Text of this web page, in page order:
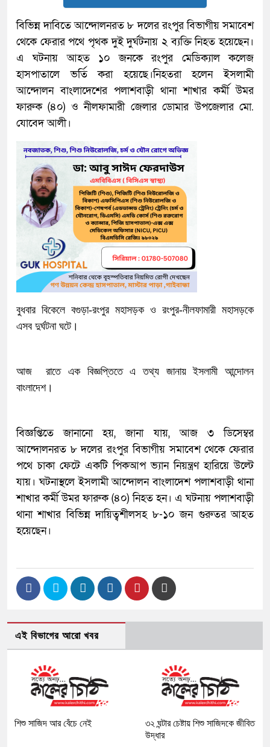
বিভিন্ন দাবিতে আন্দোলনরত ৮ দলের রংপুর বিভাগীয় সমাবেশ
থেকে ফেরার পথে পৃথক দুই দুর্ঘটনায় ২ ব্যক্তি নিহত হয়েছেন।
এ ঘটনায় আহত ১০ জনকে রংপুর মেডিক্যাল কলেজ
হাসপাতালে ভর্তি করা হয়েছে।নিহতরা হলেন ইসলামী
আন্দোলন বাংলাদেশের পলাশবাড়ী থানা শাখার কর্মী উমর
ফারুক (৪০) ও নীলফামারী জেলার ডোমার উপজেলার মো.
যোবেদ আলী।
বুধবার বিকেলে বগুড়া-রংপুর মহাসড়ক ও রংপুর-নীলফামারী মহাসড়কে
এসব দুর্ঘটনা ঘটে।
আজ রাতে এক বিজ্ঞপ্তিতে এ তথ্য জানায় ইসলামী আন্দোলন
বাংলাদেশ।
বিজ্ঞপ্তিতে জানানো হয়, জানা যায়, আজ ৩ ডিসেম্বর
আন্দোলনরত ৮ দলের রংপুর বিভাগীয় সমাবেশ থেকে ফেরার
পথে চাকা ফেটে একটি পিকআপ ভ্যান নিয়ন্ত্রণ হারিয়ে উল্টে
যায়। ঘটনাস্থলে ইসলামী আন্দোলন বাংলাদেশ পলাশবাড়ী থানা
শাখার কর্মী উমর ফারুক (৪০) নিহত হন। এ ঘটনায় পলাশবাড়ী
থানা শাখার বিভিন্ন দায়িত্বশীলসহ ৮-১০ জন গুরুতর আহত
হয়েছেন।
এই বিভাগের আরো খবর
শিশু সাজিদ আর বেঁচে নেই
৩২ ঘন্টার চেষ্টায় শিশু সাজিদকে জীবিত
উদ্ধার